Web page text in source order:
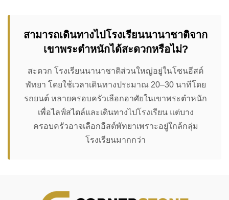
สามารถเดินทางไปโรงเรียนนานาชาติจาก
เขาพระตำหนักได้สะดวกหรือไม่?
สะดวก โรงเรียนนานาชาติส่วนใหญ่อยู่ในโซนอีสต์
พัทยา โดยใช้เวลาเดินทางประมาณ 20–30 นาทีโดย
รถยนต์ หลายครอบครัวเลือกอาศัยในเขาพระตำหนัก
เพื่อไลฟ์สไตล์และเดินทางไปโรงเรียน แต่บาง
ครอบครัวอาจเลือกอีสต์พัทยาเพราะอยู่ใกล้กลุ่ม
โรงเรียนมากกว่า